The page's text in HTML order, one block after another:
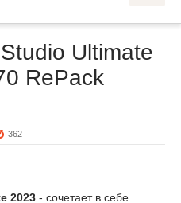
Ultimate
RePack
362
2023 - сочетает в себе